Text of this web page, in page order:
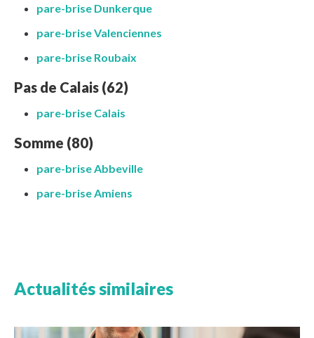
pare-brise Dunkerque
pare-brise Valenciennes
pare-brise Roubaix
Pas de Calais (62)
pare-brise Calais
Somme (80)
pare-brise Abbeville
pare-brise Amiens
Actualités similaires